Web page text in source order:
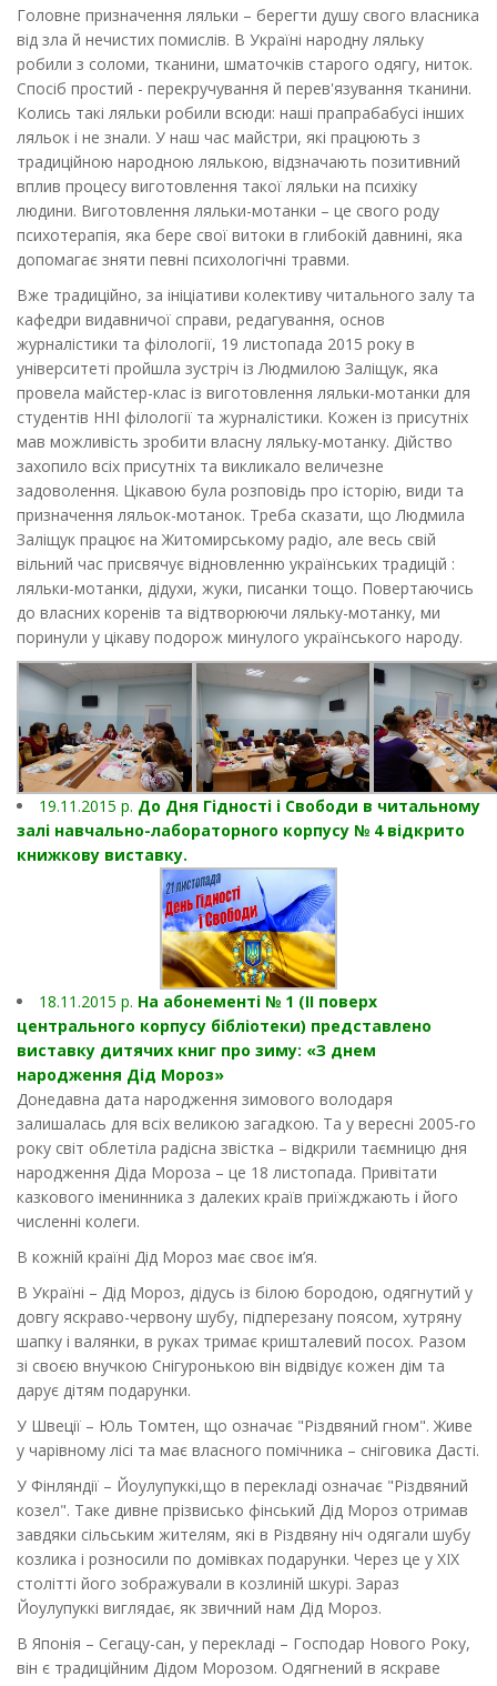
Головне призначення ляльки – берегти душу свого власника
від зла й нечистих помислів. В Україні народну ляльку
робили з соломи, тканини, шматочків старого одягу, ниток.
Спосіб простий - перекручування й перев'язування тканини.
Колись такі ляльки робили всюди: наші прапрабабусі інших
ляльок і не знали. У наш час майстри, які працюють з
традиційною народною лялькою, відзначають позитивний
вплив процесу виготовлення такої ляльки на психіку
людини. Виготовлення ляльки-мотанки – це свого роду
психотерапія, яка бере свої витоки в глибокій давнині, яка
допомагає зняти певні психологічні травми.
Вже традиційно, за ініціативи колективу читального залу та
кафедри видавничої справи, редагування, основ
журналістики та філології, 19 листопада 2015 року в
університеті пройшла зустріч із Людмилою Заліщук, яка
провела майстер-клас із виготовлення ляльки-мотанки для
студентів ННІ філології та журналістики. Кожен із присутніх
мав можливість зробити власну ляльку-мотанку. Дійство
захопило всіх присутніх та викликало величезне
задоволення. Цікавою була розповідь про історію, види та
призначення ляльок-мотанок. Треба сказати, що Людмила
Заліщук працює на Житомирському радіо, але весь свій
вільний час присвячує відновленню українських традицій :
ляльки-мотанки, дідухи, жуки, писанки тощо. Повертаючись
до власних коренів та відтворюючи ляльку-мотанку, ми
поринули у цікаву подорож минулого українського народу.
19.11.2015 р. До Дня Гідності і Свободи в читальному
залі навчально-лабораторного корпусу № 4 відкрито
книжкову виставку.
18.11.2015 р. На абонементі № 1 (ІІ поверх
центрального корпусу бібліотеки) представлено
виставку дитячих книг про зиму: «З днем
народження Дід Мороз»
Донедавна дата народження зимового володаря
залишалась для всіх великою загадкою. Та у вересні 2005-го
року світ облетіла радісна звістка – відкрили таємницю дня
народження Діда Мороза – це 18 листопада. Привітати
казкового іменинника з далеких країв приїжджають і його
численні колеги.
В кожній країні Дід Мороз має своє ім’я.
В Україні – Дід Мороз, дідусь із білою бородою, одягнутий у
довгу яскраво-червону шубу, підперезану поясом, хутряну
шапку і валянки, в руках тримає кришталевий посох. Разом
зі своєю внучкою Снігуронькою він відвідує кожен дім та
дарує дітям подарунки.
У Швеції – Юль Томтен, що означає "Різдвяний гном". Живе
у чарівному лісі та має власного помічника – сніговика Дасті.
У Фінляндії – Йоулупуккі,що в перекладі означає "Різдвяний
козел". Таке дивне прізвисько фінський Дід Мороз отримав
завдяки сільським жителям, які в Різдвяну ніч одягали шубу
козлика і розносили по домівках подарунки. Через це у XIX
столітті його зображували в козлиній шкурі. Зараз
Йоулупуккі виглядає, як звичний нам Дід Мороз.
В Японія – Сегацу-сан, у перекладі – Господар Нового Року,
він є традиційним Дідом Морозом. Одягнений в яскраве